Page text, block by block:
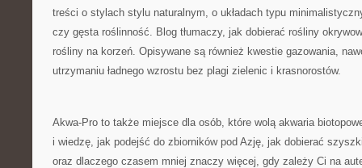
treści o stylach stylu naturalnym, o układach typu
czy gęsta roślinność. Blog tłumaczy, jak dobierać rośliny
rośliny na korzeń. Opisywane są również kwestie gazowania,
utrzymaniu ładnego wzrostu bez plagi zielenic i krasnorostów.
Akwa-Pro to także miejsce dla osób, które wolą akwaria
i wiedzę, jak podejść do zbiorników pod Azję, jak dobierać
oraz dlaczego czasem mniej znaczy więcej, gdy zależy Ci na